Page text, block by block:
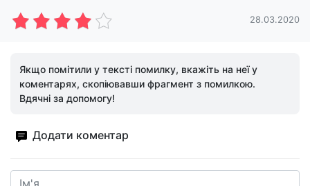
28.03.2020
Якщо помітили у тексті помилку, вкажіть на неї у
коментарях, скопіювавши фрагмент з помилкою.
Вдячні за допомогу!
Додати коментар